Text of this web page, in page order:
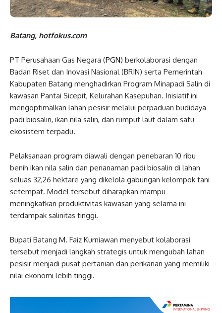
Batang, hotfokus.com
PT Perusahaan Gas Negara (PGN) berkolaborasi dengan
Badan Riset dan Inovasi Nasional (BRIN) serta Pemerintah
Kabupaten Batang menghadirkan Program Minapadi Salin di
kawasan Pantai Sicepit, Kelurahan Kasepuhan. Inisiatif ini
mengoptimalkan lahan pesisir melalui perpaduan budidaya
padi biosalin, ikan nila salin, dan rumput laut dalam satu
ekosistem terpadu.
Pelaksanaan program diawali dengan penebaran 10 ribu
benih ikan nila salin dan penanaman padi biosalin di lahan
seluas 32,26 hektare yang dikelola gabungan kelompok tani
setempat. Model tersebut diharapkan mampu
meningkatkan produktivitas kawasan yang selama ini
terdampak salinitas tinggi.
Bupati Batang M. Faiz Kurniawan menyebut kolaborasi
tersebut menjadi langkah strategis untuk mengubah lahan
pesisir menjadi pusat pertanian dan perikanan yang memiliki
nilai ekonomi lebih tinggi.